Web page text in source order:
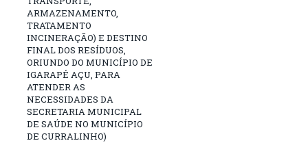
ARMAZENAMENTO,
TRATAMENTO
INCINERAÇÃO) E DESTINO
FINAL DOS RESÍDUOS,
ORIUNDO DO MUNICÍPIO DE
IGARAPÉ AÇU, PARA
ATENDER AS
NECESSIDADES DA
SECRETARIA MUNICIPAL
DE SAÚDE NO MUNICÍPIO
DE CURRALINHO)